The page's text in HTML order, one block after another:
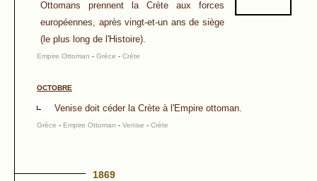
Ottomans prennent la Crète aux forces
européennes, après vingt-et-un ans de siège
(le plus long de l'Histoire).
Empire Ottoman - Grèce - Crète
OCTOBRE
Venise doit céder la Crète à l'Empire ottoman.
Grèce - Empire Ottoman - Venise - Crète
1869